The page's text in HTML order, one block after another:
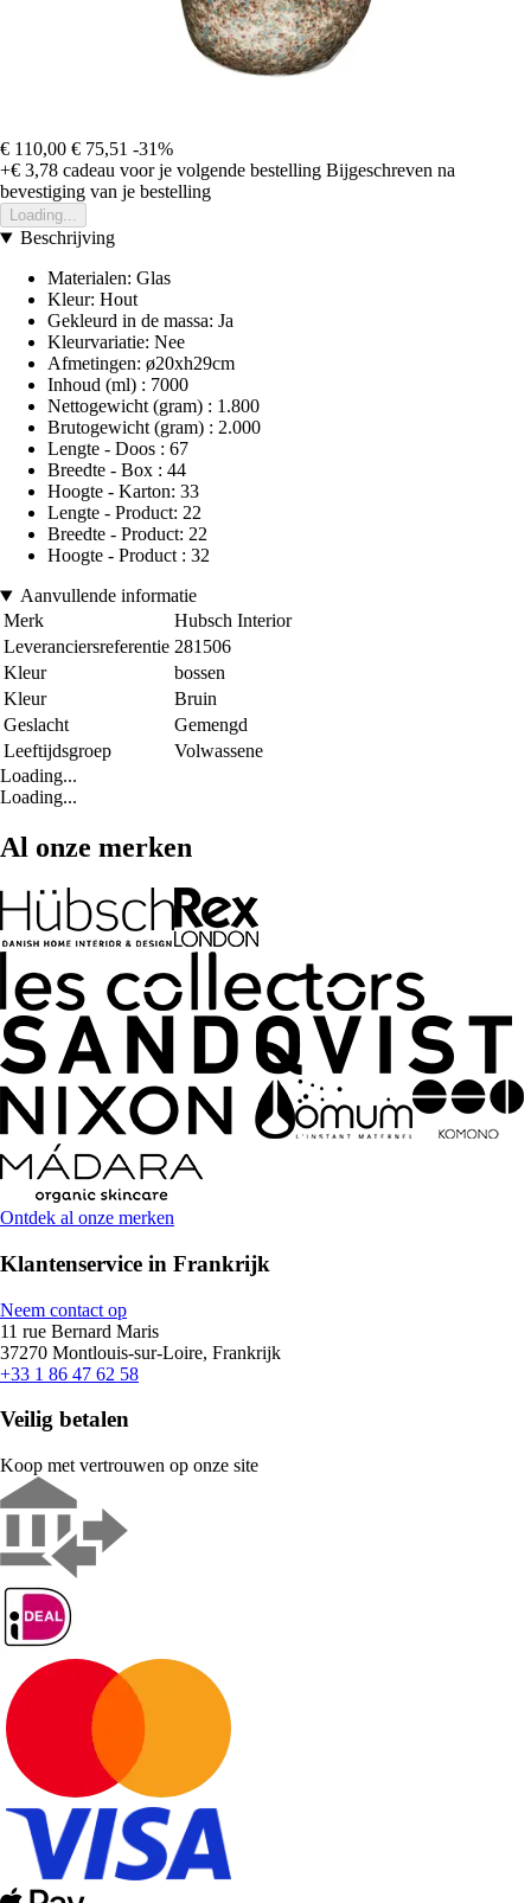
€ 110,00 € 75,51 -31%
+€ 3,78 cadeau voor je volgende bestelling Bijgeschreven na
bevestiging van je bestelling
Loading...
Beschrijving
Materialen: Glas
Kleur: Hout
Gekleurd in de massa: Ja
Kleurvariatie: Nee
Afmetingen: ø20xh29cm
Inhoud (ml) : 7000
Nettogewicht (gram) : 1.800
Brutogewicht (gram) : 2.000
Lengte - Doos : 67
Breedte - Box : 44
Hoogte - Karton: 33
Lengte - Product: 22
Breedte - Product: 22
Hoogte - Product : 32
Aanvullende informatie
Merk
Hubsch Interior
Leveranciersreferentie 281506
Kleur
bossen
Kleur
Bruin
Geslacht
Gemengd
Leeftijdsgroep
Volwassene
Loading...
Loading...
Al onze merken
Ontdek al onze merken
Klantenservice in Frankrijk
Neem contact op
11 rue Bernard Maris
37270 Montlouis-sur-Loire, Frankrijk
+33 1 86 47 62 58
Veilig betalen
Koop met vertrouwen op onze site